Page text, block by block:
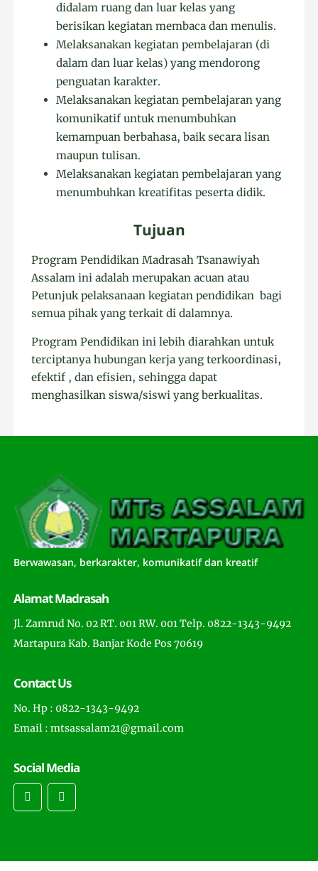
didalam ruang dan luar kelas yang
berisikan kegiatan membaca dan menulis.
Melaksanakan kegiatan pembelajaran (di
dalam dan luar kelas) yang mendorong
penguatan karakter.
Melaksanakan kegiatan pembelajaran yang
komunikatif untuk menumbuhkan
kemampuan berbahasa, baik secara lisan
maupun tulisan.
Melaksanakan kegiatan pembelajaran yang
menumbuhkan kreatifitas peserta didik.
Tujuan
Program Pendidikan Madrasah Tsanawiyah
Assalam ini adalah merupakan acuan atau
Petunjuk pelaksanaan kegiatan pendidikan bagi
semua pihak yang terkait di dalamnya.
Program Pendidikan ini lebih diarahkan untuk
terciptanya hubungan kerja yang terkoordinasi,
efektif , dan efisien, sehingga dapat
menghasilkan siswa/siswi yang berkualitas.
Berwawasan, berkarakter, komunikatif dan kreatif
Alamat Madrasah
Jl. Zamrud No. 02 RT. 001 RW. 001 Telp. 0822-1343-9492
Martapura Kab. Banjar Kode Pos 70619
Contact Us
No. Hp : 0822-1343-9492
Email : mtsassalam21@gmail.com
Social Media